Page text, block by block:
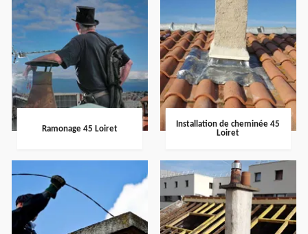
Ramonage 45 Loiret
Installation de cheminée 45
Loiret